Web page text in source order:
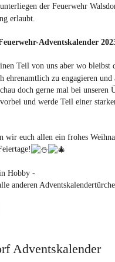
der Feuerwehr
erlaubt.
Adventskalender
Teil von uns aber wo bleibst
ehrenamtlich zu engagieren und
doch gerne mal bei unseren
und werde Teil einer
wir euch allen ein frohes
Hobby -
anderen
Adventskalender